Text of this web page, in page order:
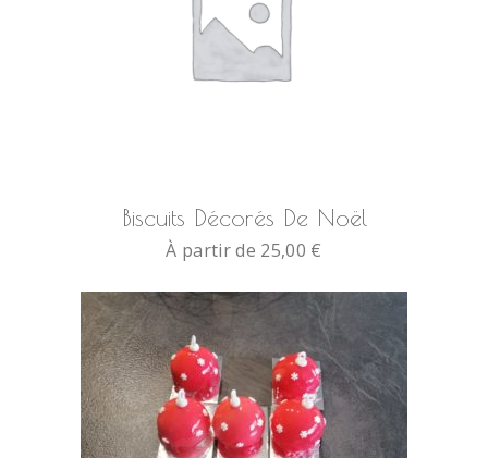
Biscuits Décorés De Noël
À partir de 25,00 €